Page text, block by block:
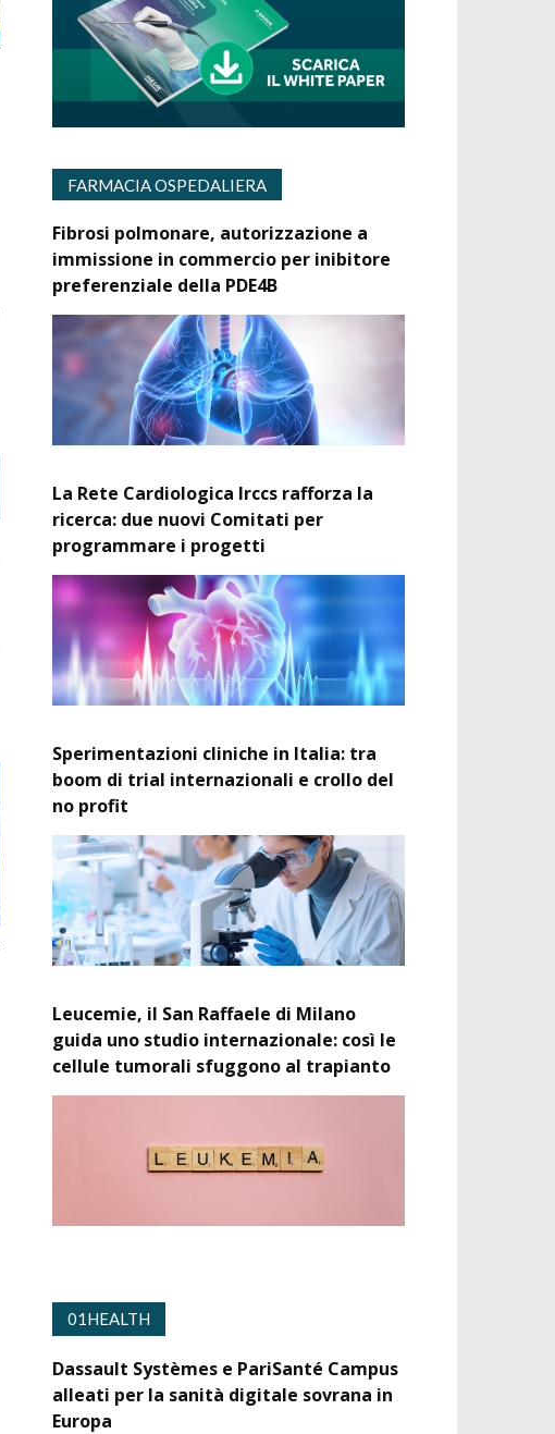
FARMACIA OSPEDALIERA
Fibrosi polmonare, autorizzazione a
immissione in commercio per inibitore
preferenziale della PDE4B
La Rete Cardiologica Irccs rafforza la
ricerca: due nuovi Comitati per
programmare i progetti
Sperimentazioni cliniche in Italia: tra
boom di trial internazionali e crollo del
no profit
Leucemie, il San Raffaele di Milano
guida uno studio internazionale: così le
cellule tumorali sfuggono al trapianto
01HEALTH
Dassault Systèmes e PariSanté Campus
alleati per la sanità digitale sovrana in
Europa